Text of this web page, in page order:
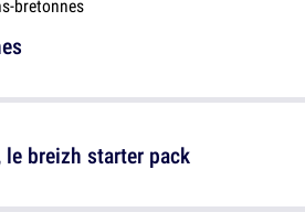
breizh starter pack